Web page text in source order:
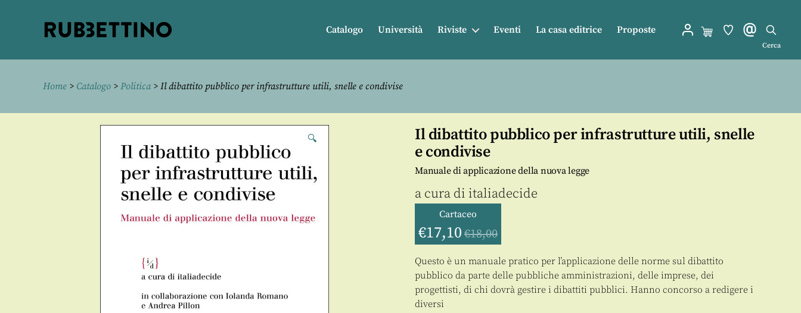
Catalogo Università Riviste Eventi La casa editrice Proposte
Cerca
Home > Catalogo > Politica> Il dibattito pubblico per infrastrutture utili, snelle e condivise
🔍
Il dibattito pubblico per infrastrutture utili, snelle
e condivise
Manuale di applicazione della nuova legge
a cura di italiadecide
Cartaceo
€17,10 €18,00
Questo è un manuale pratico per l’applicazione delle norme sul dibattito
pubblico da parte delle pubbliche amministrazioni, delle imprese, dei
progettisti, di chi dovrà gestire i dibattiti pubblici. Hanno concorso a redigere i
diversi